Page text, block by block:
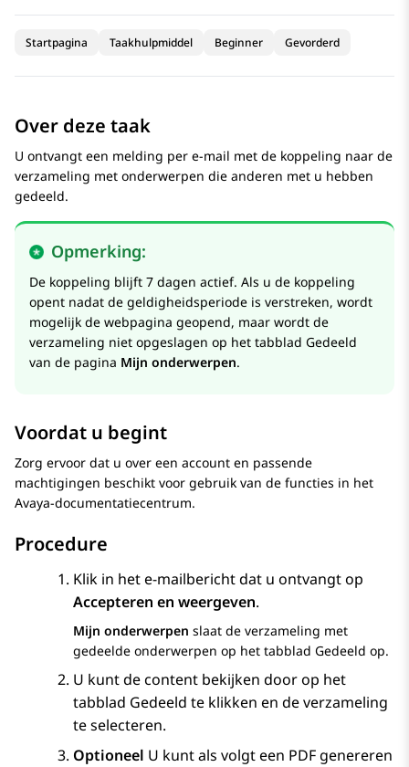
Startpagina Taakhulpmiddel Beginner Gevorderd
Over deze taak
U ontvangt een melding per e-mail met de koppeling naar de
verzameling met onderwerpen die anderen met u hebben
gedeeld.
Opmerking:
De koppeling blijft 7 dagen actief. Als u de koppeling
opent nadat de geldigheidsperiode is verstreken, wordt
mogelijk de webpagina geopend, maar wordt de
verzameling niet opgeslagen op het tabblad Gedeeld
van de pagina Mijn onderwerpen.
Voordat u begint
Zorg ervoor dat u over een account en passende
machtigingen beschikt voor gebruik van de functies in het
Avaya-documentatiecentrum.
Procedure
Klik in het e-mailbericht dat u ontvangt op
Accepteren en weergeven.
Mijn onderwerpen slaat de verzameling met
gedeelde onderwerpen op het tabblad Gedeeld op.
U kunt de content bekijken door op het
tabblad Gedeeld te klikken en de verzameling
te selecteren.
Optioneel U kunt als volgt een PDF genereren